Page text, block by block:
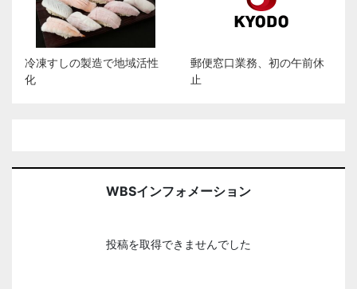
冷凍すしの製造で地域活性
化
郵便窓口業務、初の午前休
止
WBSインフォメーション
投稿を取得できませんでした